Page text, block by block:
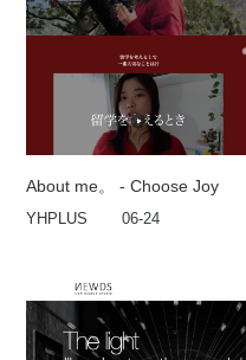
About me。 - Choose Joy
YHPLUS 06-24